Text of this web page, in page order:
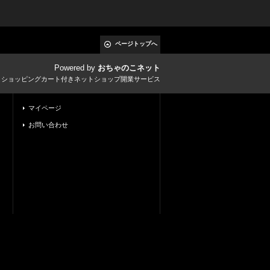
ページトップへ
Powered by おちゃのこネット
ョッピングカート付きネットショップ開業サービス
マイページ
お問い合わせ